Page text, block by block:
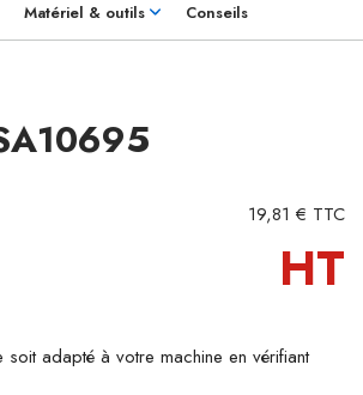
Matériel & outils Conseils
19,81 € TTC
HT
adapté à votre machine en vérifiant